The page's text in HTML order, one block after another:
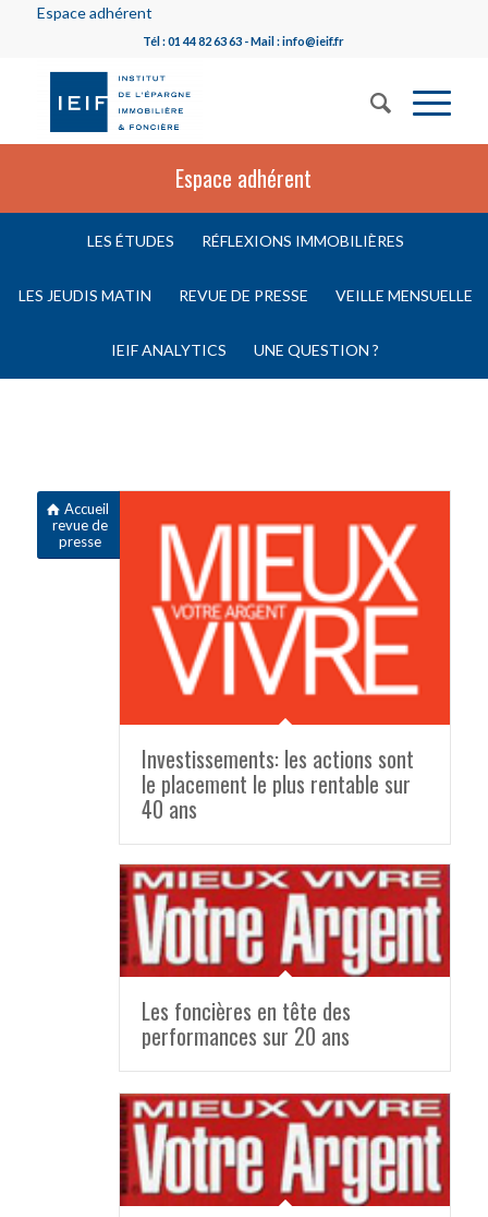
Espace adhérent
Tél : 01 44 82 63 63 - Mail : info@ieif.fr
Espace adhérent
LES ÉTUDES RÉFLEXIONS IMMOBILIÈRES
LES JEUDIS MATIN REVUE DE PRESSE VEILLE MENSUELLE
IEIF ANALYTICS UNE QUESTION ?
Accueil
revue de
presse
Investissements: les actions sont
le placement le plus rentable sur
40 ans
Les foncières en tête des
performances sur 20 ans